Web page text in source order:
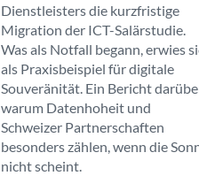
Dienstleisters die kurzfristige
Migration der ICT-Salärstudie.
Was als Notfall begann, erwies
als Praxisbeispiel für digitale
Souveränität. Ein Bericht
warum Datenhoheit und
Schweizer Partnerschaften
besonders zählen, wenn die
nicht scheint.